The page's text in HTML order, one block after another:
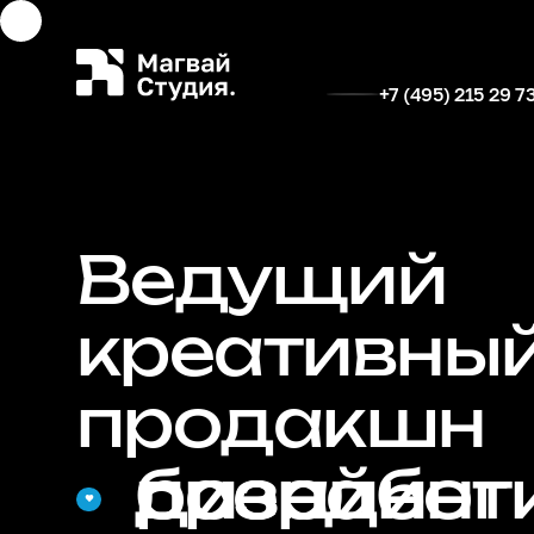
+7 (495) 215 29
Ведущий
продакшн
дизайн
брендинг